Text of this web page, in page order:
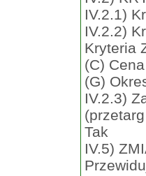
IV.2.1)
IV.2.2)
Kryteria
(C)
(G)
IV.2.3)
Tak
IV.5)